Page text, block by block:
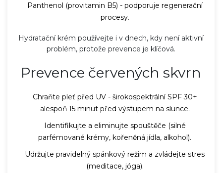
Panthenol (provitamin B5) - podporuje regenerační
procesy.
Hydratační krém používejte i v dnech, kdy není aktivní
problém, protože prevence je klíčová.
Prevence červených skvrn
Chraňte pleť před UV - širokospektrální SPF 30+
alespoň 15 minut před výstupem na slunce.
Identifikujte a eliminujte spouštěče (silné
parfémované krémy, kořeněná jídla, alkohol).
Udržujte pravidelný spánkový režim a zvládejte stres
(meditace, jóga).